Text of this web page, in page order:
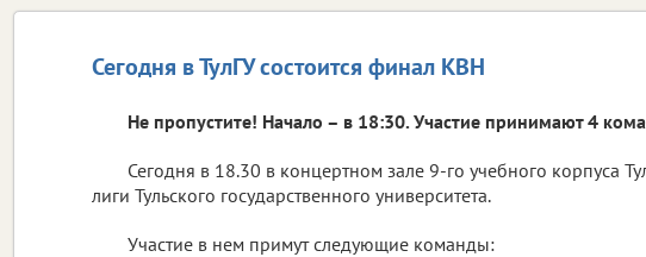
Сегодня в ТулГУ состоится финал КВН
Не пропустите! Начало – в 18:30. Участие принимают 4
Сегодня в 18.30 в концертном зале 9-го учебного корпуса
лиги Тульского государственного университета.
Участие в нем примут следующие команды: